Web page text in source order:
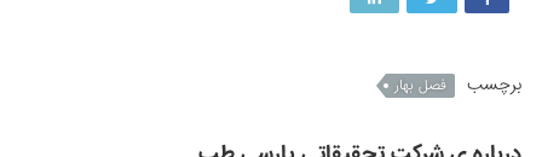
برچسب فصل بهار